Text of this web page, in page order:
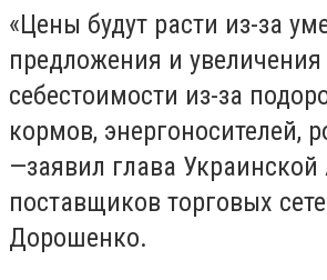
«Цены будут расти из-за
предложения и увеличения
себестоимости из-за
кормов, энергоносителей,
—заявил глава
пос­­тавщиков торговых
Дорошенко.